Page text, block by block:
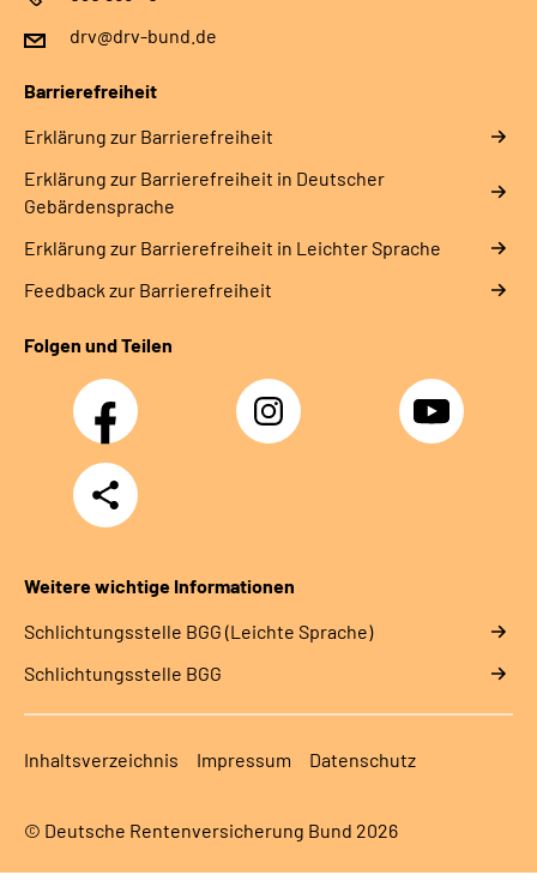
drv@drv-bund.de
Barrierefreiheit
Erklärung zur Barrierefreiheit
Erklärung zur Barrierefreiheit in Deutscher
Gebärdensprache
Erklärung zur Barrierefreiheit in Leichter Sprache
Feedback zur Barrierefreiheit
Folgen und Teilen
Facebook Instagram YouTube
Teilen
Weitere wichtige Informationen
Schlich­tungs­stel­le BGG (Leichte Sprache)
Schlich­tungs­stel­le BGG
Inhaltsverzeichnis Impressum Datenschutz
© Deutsche Rentenversicherung Bund 2026